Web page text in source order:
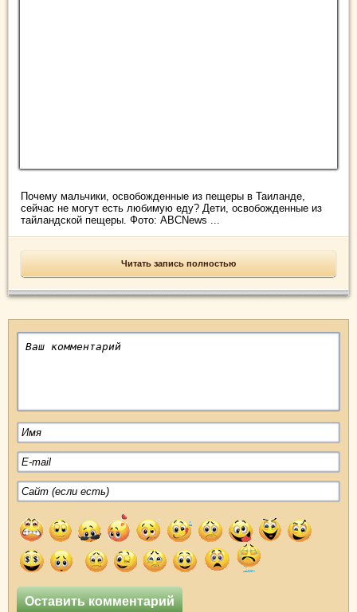
Почему мальчики, освобожденные из пещеры в Таиланде,
сейчас не могут есть любимую еду? Дети, освобожденные из
тайландской пещеры. Фото: ABCNews ...
Читать запись полностью